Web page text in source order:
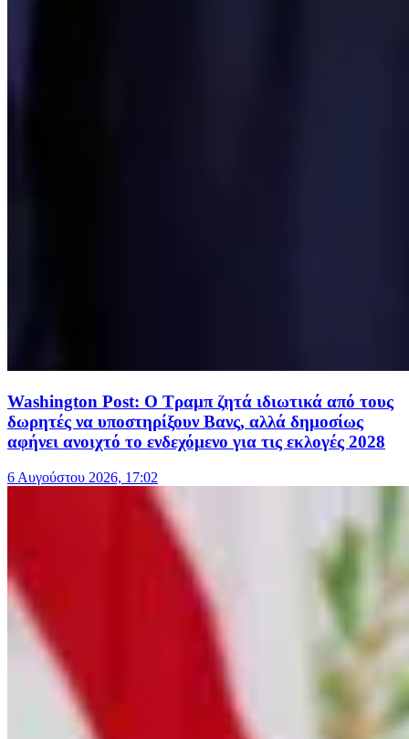
Washington Post: Ο Τραμπ ζητά ιδιωτικά από τους
δωρητές να υποστηρίξουν Βανς, αλλά δημοσίως
αφήνει ανοιχτό το ενδεχόμενο για τις εκλογές 2028
6 Αυγούστου 2026, 17:02